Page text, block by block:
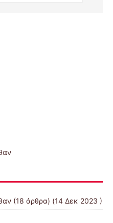
(18 άρθρα) (14 Δεκ 2023 )